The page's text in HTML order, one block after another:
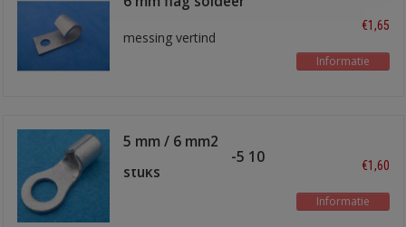
messing vertind
€1,65
Informatie
5 mm / 6 mm2
soldeeroog TI-6-5 10
stuks
€1,60
Informatie